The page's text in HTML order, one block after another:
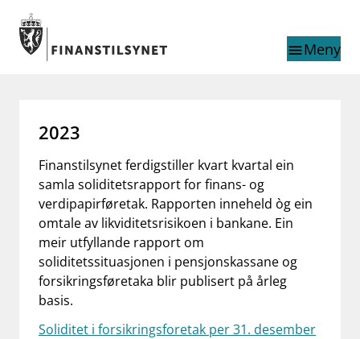
Gå til hovedinnhold
Gå til søkesiden
menuMeny
nettstedet
English
English home page
Tilsyn
Aktuelt
Finanstilsynets registre
Tema
supervisor_accountForbrukerinformasjon
2023
Finanstilsynet ferdigstiller kvart kvartal ein
samla soliditetsrapport for finans- og
verdipapirføretak. Rapporten inneheld òg ein
omtale av likviditetsrisikoen i bankane. Ein
meir utfyllande rapport om
soliditetssituasjonen i pensjonskassane og
forsikringsføretaka blir publisert på årleg
basis.
Soliditet i forsikringsforetak per 31. desember